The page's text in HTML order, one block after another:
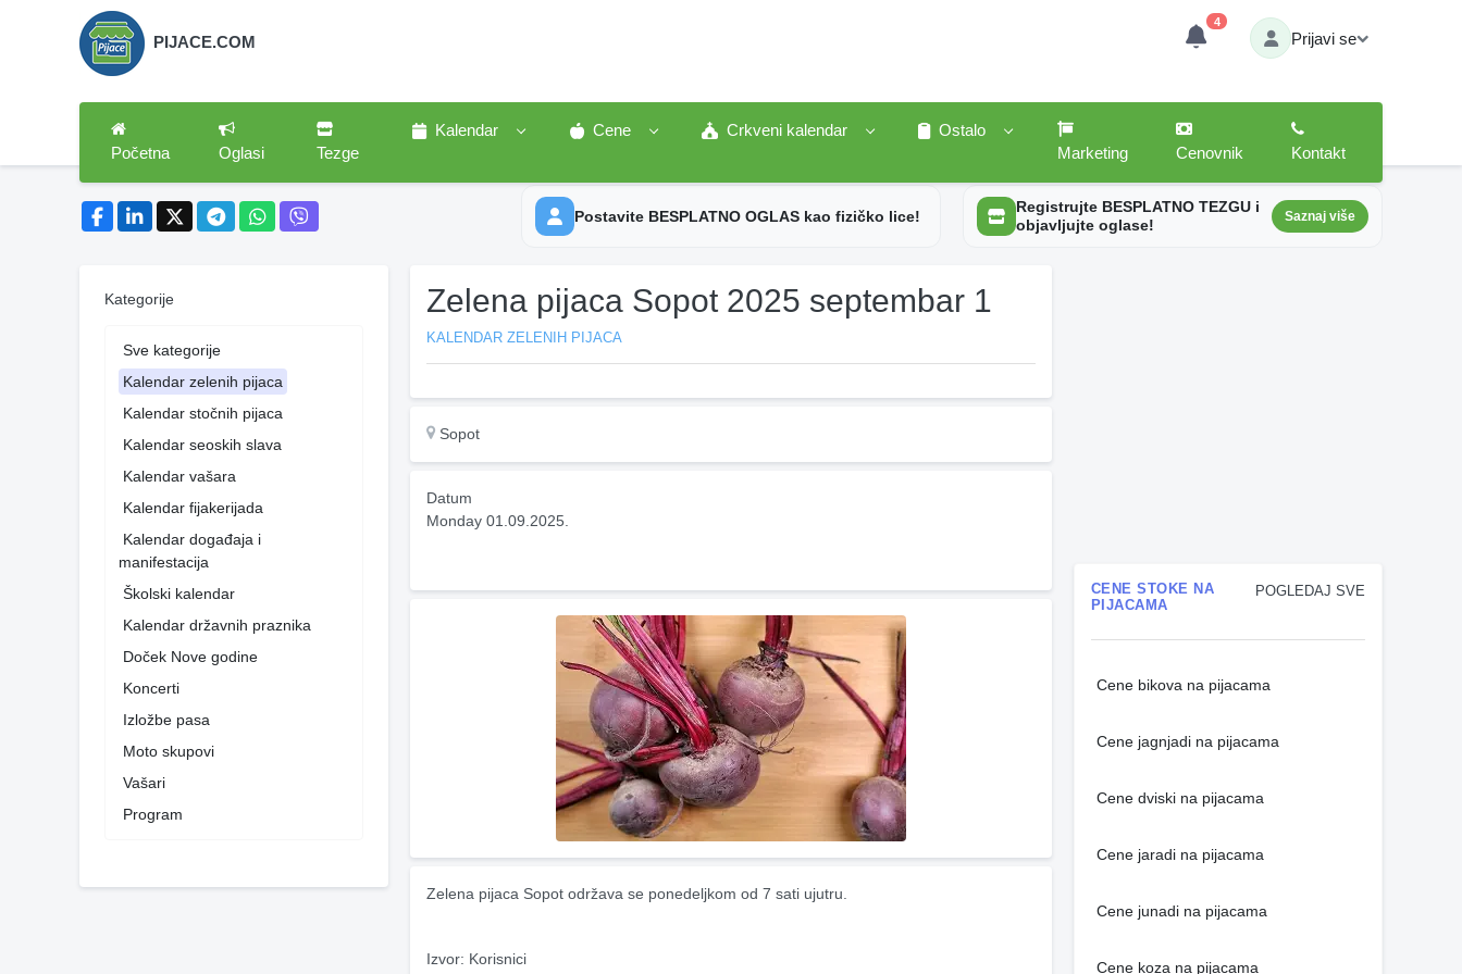
PIJACE.COM
4
Prijavi se
Početna Oglasi Tezge
Kalendar Cene Crkveni kalendar
Ostalo
Marketing
Cenovnik Kontakt
Postavite BESPLATNO OGLAS kao fizičko lice!
Registrujte BESPLATNO TEZGU i
objavljujte oglase!
Saznaj više
Kategorije
Sve kategorije
Kalendar zelenih pijaca
Kalendar stočnih pijaca
Kalendar seoskih slava
Kalendar vašara
Kalendar fijakerijada
Kalendar događaja i
manifestacija
Školski kalendar
Kalendar državnih praznika
Doček Nove godine
Koncerti
Izložbe pasa
Moto skupovi
Vašari
Program
Zelena pijaca Sopot 2025 septembar 1
KALENDAR ZELENIH PIJACA
Sopot
Datum
Monday 01.09.2025.
Zelena pijaca Sopot održava se ponedeljkom od 7 sati ujutru.
Izvor: Korisnici
POGLEDAJ SVE
CENE STOKE NA
PIJACAMA
Cene bikova na pijacama
Cene jagnjadi na pijacama
Cene dviski na pijacama
Cene jaradi na pijacama
Cene junadi na pijacama
Cene koza na pijacama